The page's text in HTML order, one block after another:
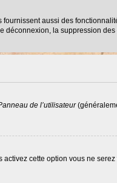
aussi des
déconnexion, la suppression
de l’utilisateur
activez cette option vous ne